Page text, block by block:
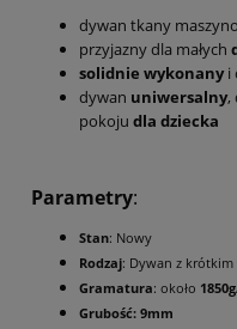
dywan tkany
przyjazny dla małych
solidnie wykonanyi
dywan uniwersalny,
pokoju dla dziecka
Parametry:
Stan: Nowy
Rodzaj: Dywan z krótkim
Gramatura: około
Grubość: 9mm